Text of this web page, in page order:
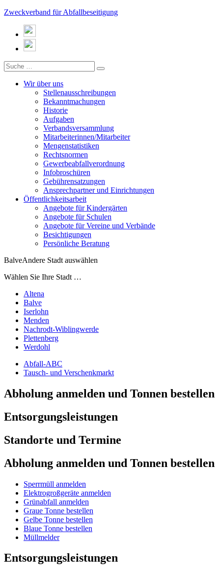
Zweckverband für Abfallbeseitigung
Wir über uns
Stellenausschreibungen
Bekanntmachungen
Historie
Aufgaben
Verbandsversammlung
Mitarbeiterinnen/Mitarbeiter
Mengenstatistiken
Rechtsnormen
Gewerbeabfallverordnung
Infobroschüren
Gebührensatzungen
Ansprechpartner und Einrichtungen
Öffentlichkeitsarbeit
Angebote für Kindergärten
Angebote für Schulen
Angebote für Vereine und Verbände
Besichtigungen
Persönliche Beratung
BalveAndere Stadt auswählen
Wählen Sie Ihre Stadt …
Altena
Balve
Iserlohn
Menden
Nachrodt-Wiblingwerde
Plettenberg
Werdohl
Abfall-ABC
Tausch- und Verschenkmarkt
Abholung anmelden und Tonnen bestellen
Entsorgungsleistungen
Standorte und Termine
Abholung anmelden und Tonnen bestellen
Sperrmüll anmelden
Elektrogroßgeräte anmelden
Grünabfall anmelden
Graue Tonne bestellen
Gelbe Tonne bestellen
Blaue Tonne bestellen
Müllmelder
Entsorgungsleistungen